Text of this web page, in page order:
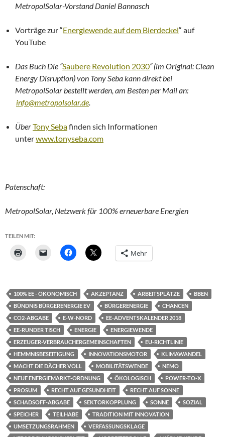
MetropolSolar-Vorstand Daniel Bannasch
Vorträge zur “Energiewende auf dem Bierdeckel“ auf
YouTube
Das Buch Die “Saubere Revolution 2030“(im Original: Clean
Energy Disruption) von Tony Seba kann direkt bei
MetropolSolarbestellt werden, am Besten per Mail an:
info@metropolsolar.de.
ÜberTony Sebafinden sich Informationen
unterwww.tonyseba.com
Patenschaft:
MetropolSolar, Netzwerk für 100% erneuerbare Energien
TEILEN MIT:
Mehr
100% EE - ÖKONOMISCH AKZEPTANZ ARBEITSPLÄTZE
BBEN
BÜNDNIS BÜRGERENERGIE EV
BÜRGERENERGIE
CHANCEN
CO2-ABGABE
E-W-NORD
EE-ADVENTSKALENDER 2018
EE-RUNDER TISCH
ENERGIE
ENERGIEWENDE
ERZEUGER-VERBRAUCHERGEMEINSCHAFTEN
EU-RICHTLINIE
HEMMNISBESEITIGUNG
INNOVATIONSMOTOR
KLIMAWANDEL
MACHT DIE DÄCHER VOLL
MOBILITÄTSWENDE
NEMO
NEUE ENERGIEMARKT-ORDNUNG
ÖKOLOGISCH
POWER-TO-X
PROSUM
RECHT AUF GESUNDHEIT
RECHT AUF SONNE
SCHADSOFF-ABGABE
SEKTORKOPPLUNG SONNE
SOZIAL
SPEICHER
TEILHABE
TRADITION MIT INNOVATION
UMSETZUNGSRAHMEN
VERFASSUNGSKLAGE